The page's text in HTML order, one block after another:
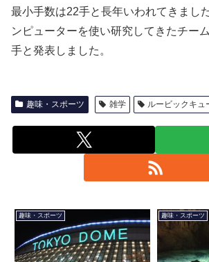
最小手数は22手と長年いわれてきまし
ンピューターを使い研究してきたチー
手と発表しました。
趣味・スポーツ 雑学 ルービックキュ
趣味・スポーツ 趣味・スポーツ